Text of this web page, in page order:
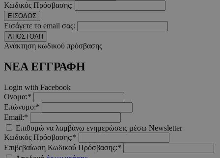
Κωδικός Πρόσβασης:
ΕΙΣΟΔΟΣ
Εισάγετε το email σας:
ΑΠΟΣΤΟΛΗ
Ανάκτηση κωδικού πρόσβασης
ΝΕΑ ΕΓΓΡΑΦΗ
Login with Facebook
Ονομα:*
Επώνυμο:*
Email:*
Επιθυμώ να λαμβάνω ενημερώσεις μέσω Newsletter
Κωδικός Πρόσβασης:*
Επιβεβαίωση Κωδικού Πρόσβασης:*
AdSphere-GDPR